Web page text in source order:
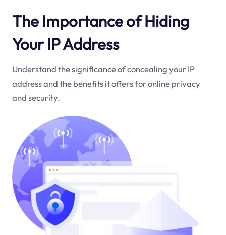
The Importance of Hiding
Your IP Address
Understand the significance of concealing your IP
address and the benefits it offers for online privacy
and security.